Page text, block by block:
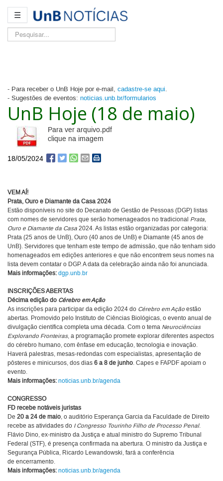
☰
Pesquisar...
- Para receber o UnB Hoje por e-mail, cadastre-se aqui.
- Sugestões de eventos: noticias.unb.br/formularios
UnB Hoje (18 de maio)
Para ver arquivo.pdf
clique na imagem
18/05/2024
VEM AÍ!
Prata, Ouro e Diamante da Casa 2024
Estão disponíveis no site do Decanato de Gestão de Pessoas (DGP) listas
com nomes de servidores que serão homenageados no tradicional Prata,
Ouro e Diamante da Casa 2024. As listas estão organizadas por categoria:
Prata (25 anos de UnB), Ouro (40 anos de UnB) e Diamante (45 anos de
UnB). Servidores que tenham este tempo de admissão, que não tenham sido
homenageados em edições anteriores e que não encontrem seus nomes na
lista devem contatar o DGP. A data da celebração ainda não foi anunciada.
Mais informações: dgp.unb.br
INSCRIÇÕES ABERTAS
Décima edição do Cérebro em Ação
As inscrições para participar da edição 2024 do Cérebro em Ação estão
abertas. Promovido pelo Instituto de Ciências Biológicas, o evento anual de
divulgação científica completa uma década. Com o tema Neurociências
Explorando Fronteiras, a programação promete explorar diferentes aspectos
do cérebro humano, com ênfase em educação, tecnologia e inovação.
Haverá palestras, mesas-redondas com especialistas, apresentação de
pôsteres e minicursos, dos dias 6 a 8 de junho. Capes e FAPDF apoiam o
evento.
Mais informações: noticias.unb.br/agenda
CONGRESSO
FD recebe notáveis juristas
De 20 a 24 de maio, o auditório Esperança Garcia da Faculdade de Direito
recebe as atividades do I Congresso Tourinho Filho de Processo Penal.
Flávio Dino, ex-ministro da Justiça e atual ministro do Supremo Tribunal
Federal (STF), é presença confirmada na abertura. O ministro da Justiça e
Segurança Pública, Ricardo Lewandowski, fará a conferência
de encerramento.
Mais informações: noticias.unb.br/agenda